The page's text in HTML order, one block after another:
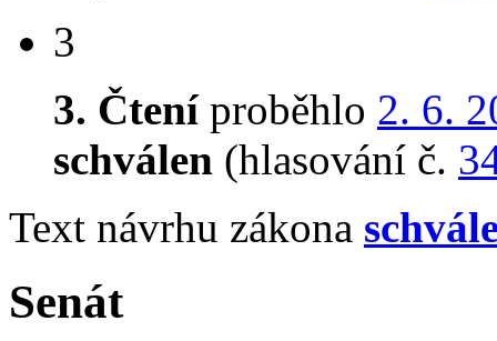
3
3. Čteníproběhlo 2. 6.
schválen (hlasování č.
Text návrhu zákona
Senát